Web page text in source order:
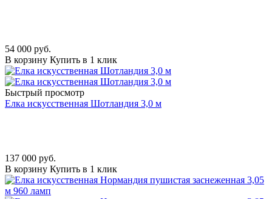
54 000 руб.
В корзину Купить в 1 клик
Быстрый просмотр
Елка искусственная Шотландия 3,0 м
137 000 руб.
В корзину Купить в 1 клик